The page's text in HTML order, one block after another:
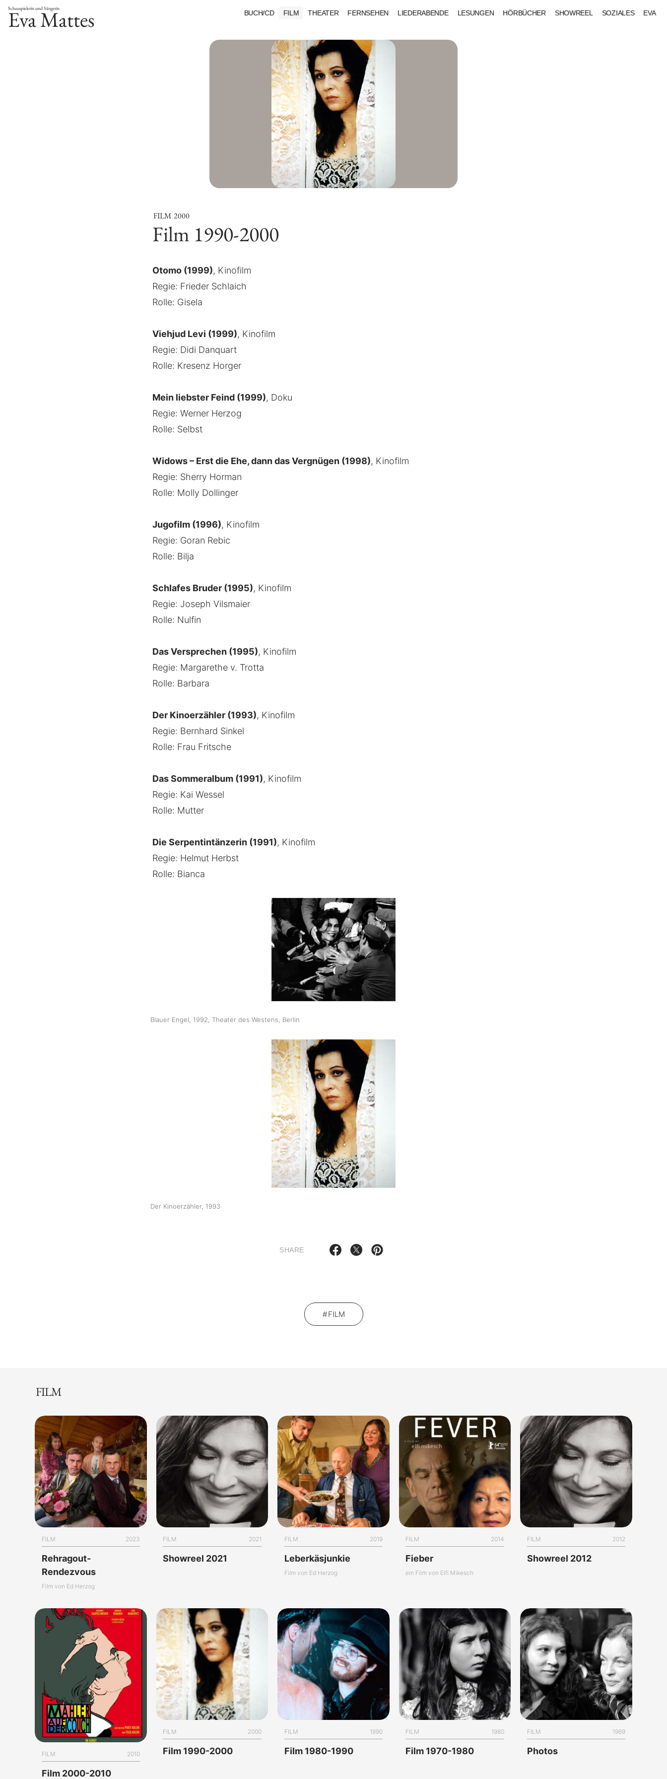
Schauspielerin und Sängerin
Eva Mattes BUCH/CD FILM THEATER FERNSEHEN LIEDERABENDE LESUNGEN HÖRBÜCHER SHOWREEL SOZIALES EVA
FILM 2000
Film 1990-2000
Otomo (1999), Kinofilm
Regie: Frieder Schlaich
Rolle: Gisela
Viehjud Levi (1999), Kinofilm
Regie: Didi Danquart
Rolle: Kresenz Horger
Mein liebster Feind (1999), Doku
Regie: Werner Herzog
Rolle: Selbst
Widows – Erst die Ehe, dann das Vergnügen (1998), Kinofilm
Regie: Sherry Horman
Rolle: Molly Dollinger
Jugofilm (1996), Kinofilm
Regie: Goran Rebic
Rolle: Bilja
Schlafes Bruder (1995), Kinofilm
Regie: Joseph Vilsmaier
Rolle: Nulfin
Das Versprechen (1995), Kinofilm
Regie: Margarethe v. Trotta
Rolle: Barbara
Der Kinoerzähler (1993), Kinofilm
Regie: Bernhard Sinkel
Rolle: Frau Fritsche
Das Sommeralbum (1991), Kinofilm
Regie: Kai Wessel
Rolle: Mutter
Die Serpentintänzerin (1991), Kinofilm
Regie: Helmut Herbst
Rolle: Bianca
Blauer Engel, 1992, Theater des Westens, Berlin
Der Kinoerzähler, 1993
SHARE
FILM
FILM
FILM 2023
Rehragout-
Rendezvous
Film von Ed Herzog
FILM 2021
Showreel 2021
FILM 2019
Leberkäsjunkie
Film von Ed Herzog
FILM 2014
Fieber
ein Film von Elfi Mikesch
FILM 2012
Showreel 2012
FILM 2010
Film 2000-2010
FILM 2000
Film 1990-2000
FILM 1990
Film 1980-1990
FILM 1980
Film 1970-1980
FILM 1969
Photos